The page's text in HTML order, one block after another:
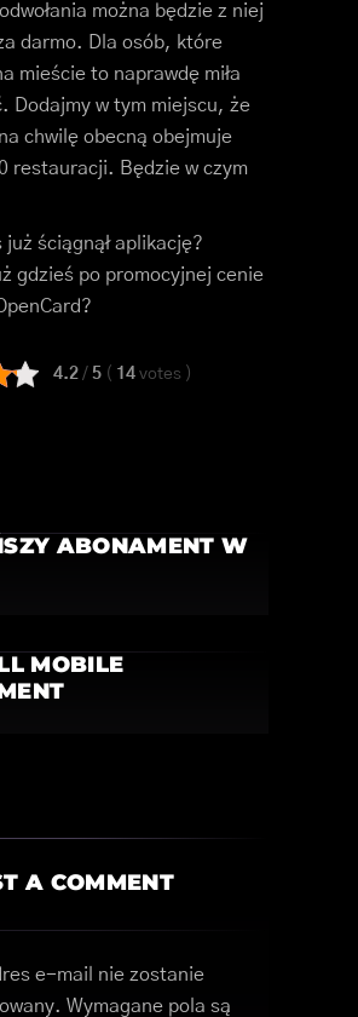
można będzie z niej
darmo. Dla osób, które
mieście to naprawdę miła
Dodajmy w tym miejscu, że
chwilę obecną obejmuje
restauracji. Będzie w czym
już ściągnął aplikację?
gdzieś po promocyjnej cenie
4.2 / 5 ( 14 votes )
ABONAMENT W
MOBILE
A COMMENT
e-mail nie zostanie
Wymagane pola są